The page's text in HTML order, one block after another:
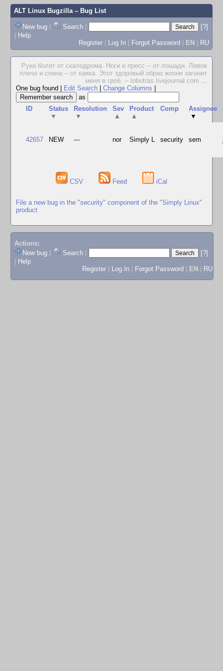
ALT Linux Bugzilla– Bug List
New bug | Search |
[?]
| Help
Register | Log In | Forgot Password | EN | RU
Руки болят от скалодрома. Ноги и пресс -- от лошади. Левое
плечо и спина -- от каяка. Этот здоровый образ жизни загонит
меня в гроб. -- tobotras.livejournal.com ...
One bug found
Edit Search Change Columns
as
ID
Status
▼
Resolution
▼
Sev
▲
Product
▲
Comp
Assignee
▼
42657 NEW --- nor Simply L security sem
CSV Feed iCal
File a new bug in the "security" component of the "Simply Linux"
product
Actions:
New bug
Search
[?]
Help
Register
Log In Forgot Password EN RU